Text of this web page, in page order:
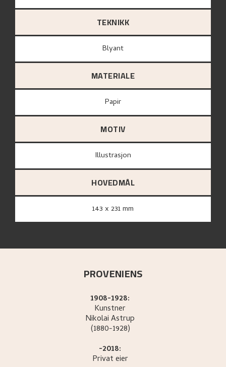
TEKNIKK
Blyant
MATERIALE
papir
MOTIV
Illustrasjon
HOVEDMÅL
143 x 231 mm
PROVENIENS
1908-1928:
Kunstner
NikolaiAstrup
(1880-1928)
-2018:
Privat eier